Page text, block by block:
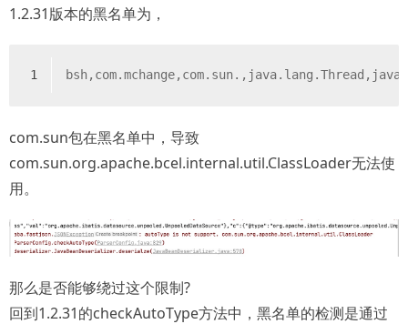
1.2.31版本的黑名单为，
1
com.sun包在黑名单中，导致
com.sun.org.apache.bcel.internal.util.ClassLoader无法使
用。
那么是否能够绕过这个限制?
回到1.2.31的checkAutoType方法中，黑名单的检测是通过